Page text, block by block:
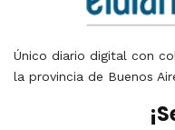
Único diario digital con
la provincia de Buenos